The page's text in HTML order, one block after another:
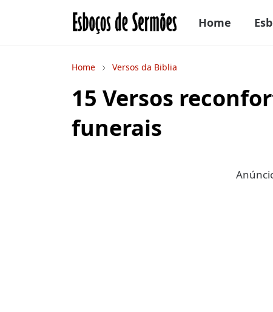
Home
Home Versos da Biblia
15 Versos
funerais